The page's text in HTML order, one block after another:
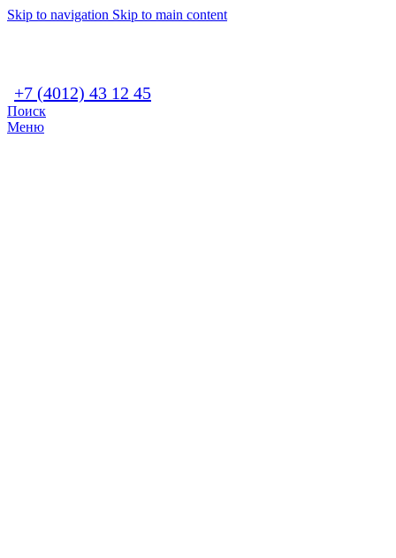
Skip to navigation Skip to main content
+7 (4012) 43 12 45
Поиск
Меню